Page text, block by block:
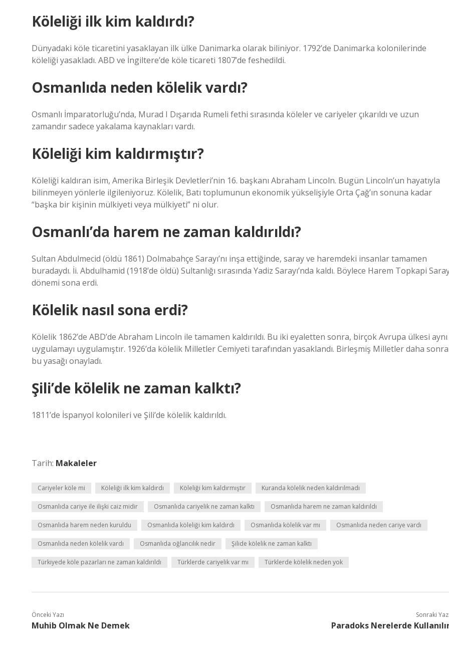
Köleliği ilk kim kaldırdı?
Dünyadaki köle ticaretini yasaklayan ilk ülke Danimarka olarak biliniyor. 1792’de Danimarka kolonilerinde
köleliği yasakladı. ABD ve İngiltere’de köle ticareti 1807’de feshedildi.
Osmanlıda neden kölelik vardı?
Osmanlı İmparatorluğu’nda, Murad I Dışarıda Rumeli fethi sırasında köleler ve cariyeler çıkarıldı ve uzun
zamandır sadece yakalama kaynakları vardı.
Köleliği kim kaldırmıştır?
Köleliği kaldıran isim, Amerika Birleşik Devletleri’nin 16. başkanı Abraham Lincoln. Bugün Lincoln’un hayatıyla
bilinmeyen yönlerle ilgileniyoruz. Kölelik, Batı toplumunun ekonomik yükselişiyle Orta Çağ’ın sonuna kadar
“başka bir kişinin mülkiyeti veya mülkiyeti” ni olur.
Osmanlı’da harem ne zaman kaldırıldı?
Sultan Abdulmecid (öldü 1861) Dolmabahçe Sarayı’nı inşa ettiğinde, saray ve haremdeki insanlar tamamen
buradaydı. İi. Abdulhamid (1918’de öldü) Sultanlığı sırasında Yadiz Sarayı’nda kaldı. Böylece Harem Topkapi
dönemi sona erdi.
Kölelik nasıl sona erdi?
Kölelik 1862’de ABD’de Abraham Lincoln ile tamamen kaldırıldı. Bu iki eyaletten sonra, birçok Avrupa ülkesi aynı
uygulamayı uygulamıştır. 1926’da kölelik Milletler Cemiyeti tarafından yasaklandı. Birleşmiş Milletler daha sonra
bu yasağı onayladı.
Şili’de kölelik ne zaman kalktı?
1811’de İspanyol kolonileri ve Şili’de kölelik kaldırıldı.
Tarih: Makaleler
Cariyeler köle mi Köleliği ilk kim kaldırdı Köleliği kim kaldırmıştır Kuranda kölelik neden kaldırılmadı
Osmanlıda cariye ile ilişki caiz midir Osmanlıda cariyelik ne zaman kalktı Osmanlıda harem ne zaman kaldırıldı
Osmanlıda harem neden kuruldu Osmanlıda köleliği kim kaldırdı Osmanlıda kölelik var mı Osmanlıda neden cariye vardı
Osmanlıda neden kölelik vardı Osmanlıda oğlancılık nedir Şilide kölelik ne zaman kalktı
Türkiyede köle pazarları ne zaman kaldırıldı Türklerde cariyelik var mı Türklerde kölelik neden yok
Önceki Yazı
Muhib Olmak Ne Demek
Sonraki
Paradoks Nerelerde